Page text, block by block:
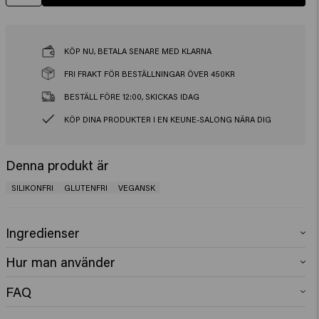
KÖP NU, BETALA SENARE MED KLARNA
FRI FRAKT FÖR BESTÄLLNINGAR ÖVER 450KR
BESTÄLL FÖRE 12:00, SKICKAS IDAG
KÖP DINA PRODUKTER I EN KEUNE-SALONG NÄRA DIG
Denna produkt är
SILIKONFRI GLUTENFRI VEGANSK
Ingredienser
Betaine, PEG-200 Hydrogenated Glyceryl Palmate, Sodium Chloride,
Cocoate, Propylene Glycol, Parfum (Fragrance), Glycerin, Dipropylene
Hur man använder
Använd med valfritt Keune Care-balsam eller -inpackning utifrån hårets
FAQ
What does a clarifying shampoo do?